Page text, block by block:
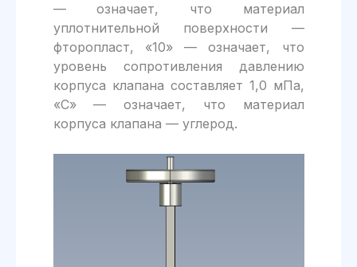
— означает, что материал
уплотнительной поверхности —
фторопласт, «10» — означает, что
уровень сопротивления давлению
корпуса клапана составляет 1,0 мПа,
«C» — означает, что материал
корпуса клапана — углерод.